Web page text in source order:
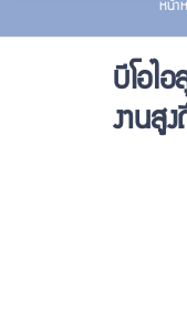
หน้า
บีโอไ
งานสู